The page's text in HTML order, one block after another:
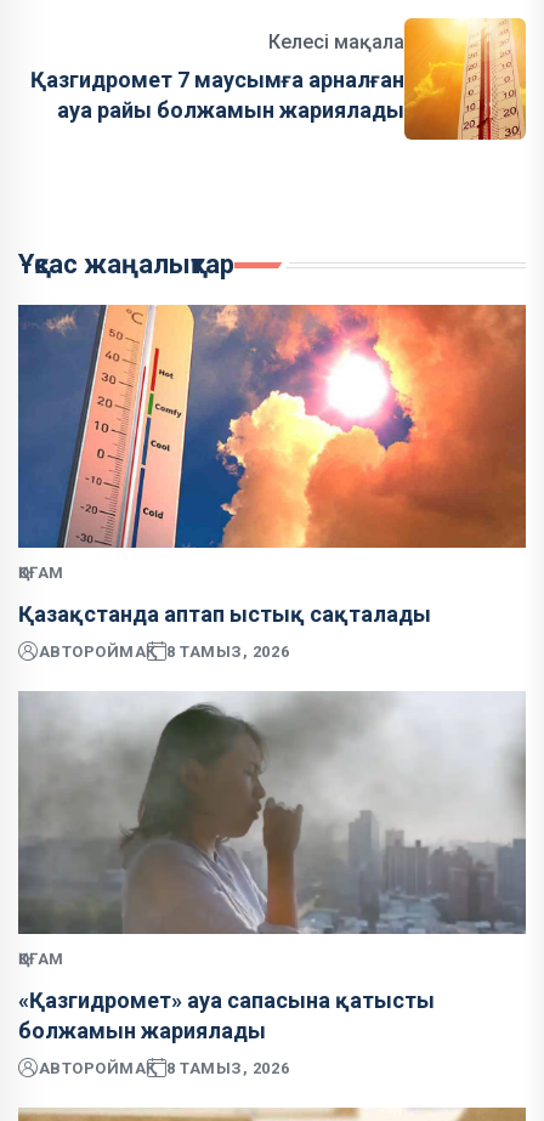
Келесі мақала
Қазгидромет 7 маусымға арналған
ауа райы болжамын жариялады
Ұқсас жаңалықтар
ҚОҒАМ
Қазақстанда аптап ыстық сақталады
АВТОРОЙМАҚ 8 ТАМЫЗ, 2026
ҚОҒАМ
«Қазгидромет» ауа сапасына қатысты
болжамын жариялады
АВТОРОЙМАҚ 8 ТАМЫЗ, 2026